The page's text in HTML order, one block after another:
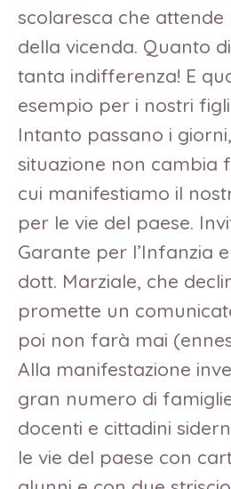
scolaresca che attende
della vicenda. Quanto
tanta indifferenza! E
esempio per i nostri
Intanto passano i
situazione non cambia
cui manifestiamo il
per le vie del paese.
Garante per l’Infanzia
dott. Marziale, che
promette un
poi non farà mai
Alla manifestazione
gran numero di
docenti e cittadini
le vie del paese con